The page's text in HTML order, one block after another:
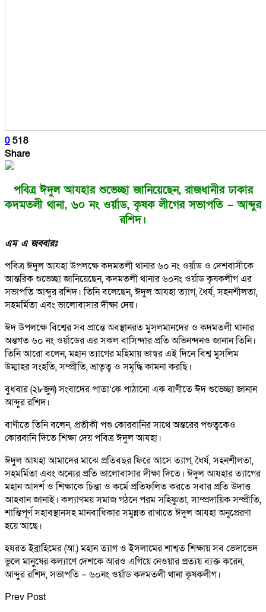
0518
Share
পবিত্র ঈদুল আযহার শুভেচ্ছা জানিয়েছেন, রাজধানীর ঢাকার
কদমতলী থানা, ৬০ নং ওর্য়াড, কৃষক লীগের সভাপতি – আব্দুর
রশিদ।
এম এ জব্বারঃ
পবিত্র ঈদুল আযহা উপলক্ষে কদমতলী থানার ৬০ নং ওর্য়াড ও দেশবাসীকে
আন্তরিক শুভেচ্ছা জানিয়েছেন, কদমতলী থানার ৬০নং ওর্য়াড কৃষকলীগ এর
সভাপতি আব্দুর রশিদ। তিনি বলেছেন, ঈদুল আযহা ত্যাগ, ধৈর্য, সহনশীলতা,
সহমর্মিতা এবং ভালোবাসার দীক্ষা দেয়।
ঈদ উপলক্ষে বিশ্বের সব প্রান্তে অবস্থানরত মুসলমানদের ও কদমতলী থানার
অন্তগত ৬০ নং ওর্য়াডের এর সকল বাসিন্দার প্রতি অভিনন্দনও জানান তিনি।
তিনি আরো বলেন, মহান ত্যাগের মহিমায় ভাস্বর এই দিনে বিশ্ব মুসলিম
উম্মাহর সংহতি, সম্প্রীতি, ভ্রাতৃত্ব ও সমৃদ্ধি কামনা করছি।
বুধবার (২৮জুন) সংবাদের পাতা’কে পাঠানো এক বাণীতে ঈদ শুভেচ্ছা জানান
আব্দুর রশিদ।
বাণীতে তিনি বলেন, প্রতীকী পশু কোরবানির সাথে অন্তরের পশুত্বকেও
কোরবানি দিতে শিক্ষা দেয় পবিত্র ঈদুল আযহা।
ঈদুল আযহা আমাদের মাঝে প্রতিবছর ফিরে আসে ত্যাগ, ধৈর্য, সহনশীলতা,
সহমর্মিতা এবং অন্যের প্রতি ভালোবাসার দীক্ষা দিতে। ঈদুল আযহার ত্যাগের
মহান আদর্শ ও শিক্ষাকে চিন্তা ও কর্মে প্রতিফলিত করতে সবার প্রতি উদাত্ত
আহবান জানাই। কল্যাণময় সমাজ গঠনে পরম সহিষ্ণুতা, সাম্প্রদায়িক সম্প্রীতি,
শান্তিপূর্ণ সহাবস্থানসহ মানবাধিকার সমুন্নত রাখাতে ঈদুল আযহা অনুপ্রেরণা
হয়ে আছে।
হযরত ইব্রাহিমের (আ.) মহান ত্যাগ ও ইসলামের শাশ্বত শিক্ষায় সব ভেদাভেদ
ভুলে মানুষের কল্যাণে দেশকে আরও এগিয়ে নেওয়ার প্রত্যয় ব্যক্ত করেন,
আব্দুর রশিদ, সভাপতি – ৬০নং ওর্য়াড কদমতলী থানা কৃষকলীগ।
Prev Post